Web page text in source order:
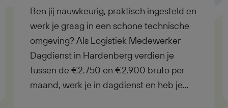
Ben jij nauwkeurig, praktisch ingesteld en
werk je graag in een schone technische
omgeving? Als Logistiek Medewerker
Dagdienst in Hardenberg verdien je
tussen de €2.750 en €2.900 bruto per
maand, werk je in dagdienst en heb je